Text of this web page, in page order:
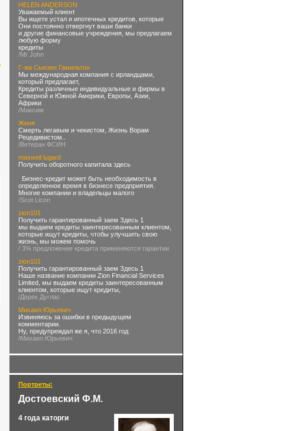
HELEN ANDERSON
Уважаемый клиент
Вы ищете устал и ипотечных кредитов, которые
Они постоянно отвергнут ваши банки
и другие финансовые учреждения, мы предлагаем
любую форму
кредиты
/Mr John
Г-жа Сьюзен Гамильтон
Мы международная компания с ирландцами,
который предлагает,
Кредиты различные индивидуальные и фирмы в
Северной и Южной Америки, Европы, Азии,
Африки
/Максим
Женя
Смерть легавым и чекистом, Жизнь Ворам
Рецедивистом..
/Ветеран ФСИН
maxwell lugard
Получить оборотного капитала здесь
Бизнес-кредит может быть необходимость в
определенное время в бизнесе предприятия.
Многие компании и владельцы малого
/Scot Licon
zion101
Получить гарантированный заем Здесь 1
мы выдаем кредиты заинтересованным клиентом,
которые ищут кредиты, чтобы улучшить свою
жизнь, мы можем помочь
/ 3% предложение кредита применяются гарантии
zion101
Получить гарантированный заем Здесь 1
Наше название компании Zion Financial Services
Limited, мы выдаем кредиты заинтересованным
клиентом, которые ищут кредиты,
/Дерек Дуглас
Михаил Юрьевич
Извиняюсь за ошибки в предыдущем
комментарии.
Ну, предупреждал же я, что 2016 год
/Михаил Юрьевич
Портреты:
Достоевский Ф.М.
4 года каторги